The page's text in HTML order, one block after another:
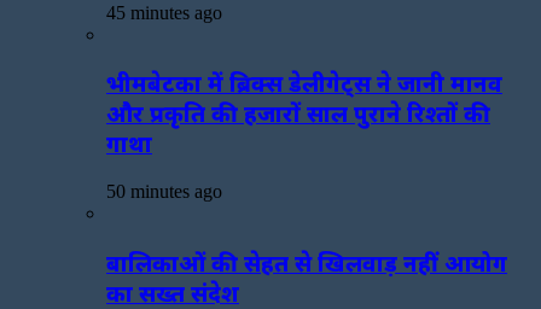
45 minutes ago
भीमबेटका में ब्रिक्स डेलीगेट्स ने जानी मानव
और प्रकृति की हजारों साल पुराने रिश्तों की
गाथा
50 minutes ago
बालिकाओं की सेहत से खिलवाड़ नहीं आयोग
का सख्त संदेश